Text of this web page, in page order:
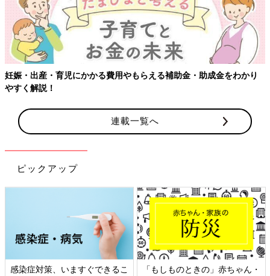
わかり
連載一覧へ
ピックアップ
赤ちゃん・
日本外来小児科学会リーフレッ
六星占術 細木か